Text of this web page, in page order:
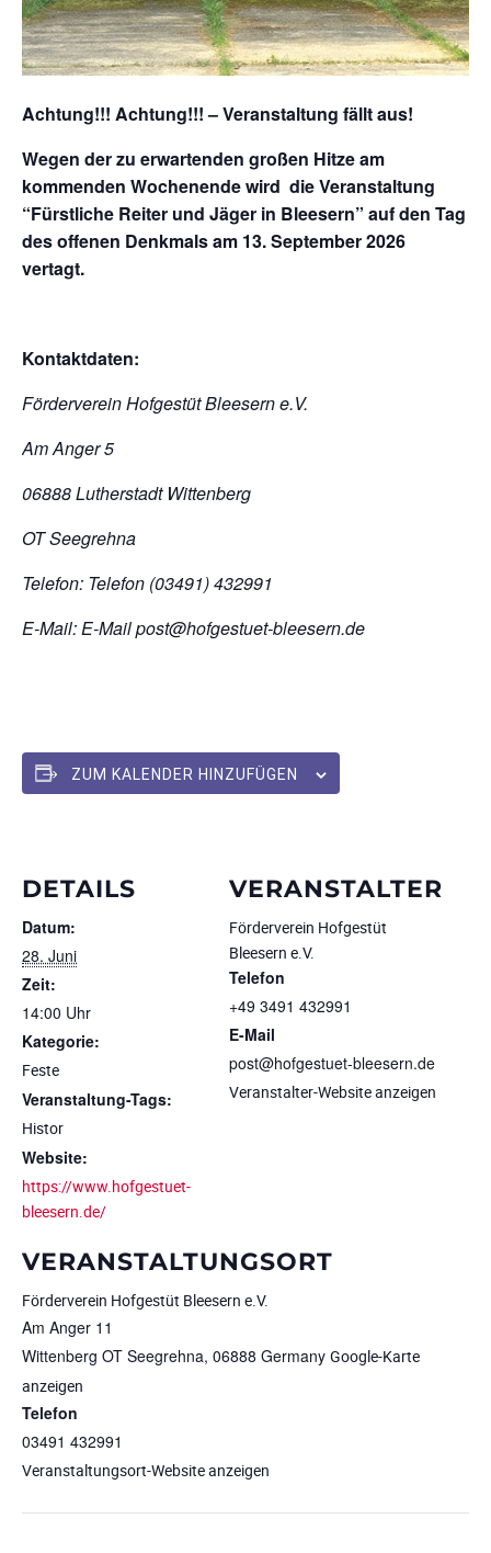
Achtung!!! Achtung!!! –Veranstaltung fällt aus!
Wegen der zu erwartenden großen Hitze am
kommenden Wochenende wird die Veranstaltung
“Fürstliche Reiter und Jäger in Bleesern” auf den Tag
des offenen Denkmals am 13. September 2026
vertagt.
Kontaktdaten:
Förderverein Hofgestüt Bleesern e.V.
Am Anger 5
06888 Lutherstadt Wittenberg
OT Seegrehna
Telefon: Telefon (03491) 432991
E-Mail: E-Mail post@hofgestuet-bleesern.de
ZUM KALENDER HINZUFÜGEN
DETAILS
Datum:
28. Juni
Zeit:
14:00 Uhr
Kategorie:
Feste
Veranstaltung-Tags:
Histor
Website:
https://www.hofgestuet-
bleesern.de/
VERANSTALTUNGSORT
Förderverein Hofgestüt Bleesern e.V.
Am Anger 11
Wittenberg OT Seegrehna, 06888 Germany Google-Karte
anzeigen
Telefon
03491 432991
Veranstaltungsort-Website anzeigen
VERANSTALTER
Förderverein Hofgestüt
Bleesern e.V.
Telefon
+49 3491 432991
E-Mail
post@hofgestuet-bleesern.de
Veranstalter-Website anzeigen